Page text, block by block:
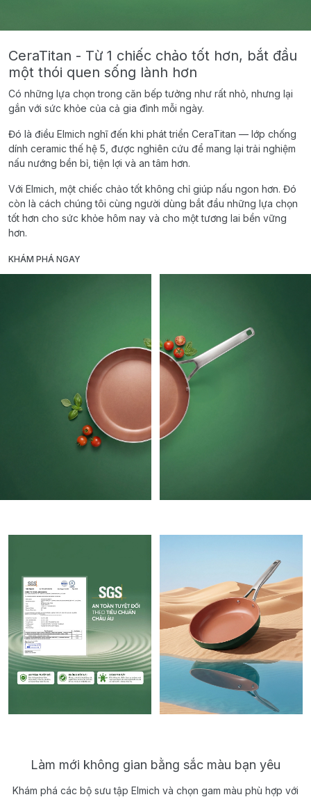
CeraTitan - Từ 1 chiếc chảo tốt hơn, bắt đầu
một thói quen sống lành hơn
Có những lựa chọn trong căn bếp tưởng như rất nhỏ, nhưng lại
gắn với sức khỏe của cả gia đình mỗi ngày.
Đó là điều Elmich nghĩ đến khi phát triển CeraTitan — lớp chống
dính ceramic thế hệ 5, được nghiên cứu để mang lại trải nghiệm
nấu nướng bền bỉ, tiện lợi và an tâm hơn.
Với Elmich, một chiếc chảo tốt không chỉ giúp nấu ngon hơn. Đó
còn là cách chúng tôi cùng người dùng bắt đầu những lựa chọn
tốt hơn cho sức khỏe hôm nay và cho một tương lai bền vững
hơn.
KHÁM PHÁ NGAY
Làm mới không gian bằng sắc màu bạn yêu
Khám phá các bộ sưu tập Elmich và chọn gam màu phù hợp với